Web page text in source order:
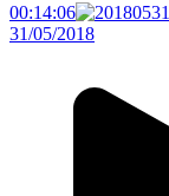
00:14:06
31/05/2018